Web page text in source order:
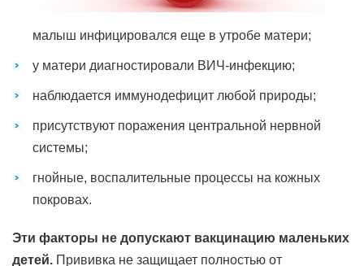
малыш инфицировался еще в утробе матери;
у матери диагностировали ВИЧ-инфекцию;
наблюдается иммунодефицит любой природы;
присутствуют поражения центральной нервной
системы;
гнойные, воспалительные процессы на кожных
покровах.
Эти факторы не допускают вакцинацию маленьких
детей. Прививка не защищает полностью от